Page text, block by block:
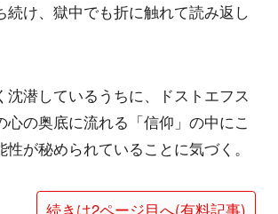
続け、獄中でも折に触れて読み返し
沈潜しているうちに、ドストエフス
心の奥底に流れる「信仰」の中にこ
が秘められていることに気づく。